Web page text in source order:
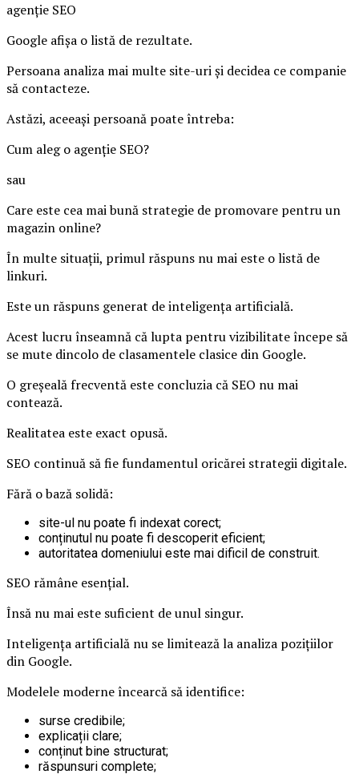
agenție SEO
Google afișa o listă de rezultate.
Persoana analiza mai multe site-uri și decidea ce companie
să contacteze.
Astăzi, aceeași persoană poate întreba:
Cum aleg o agenție SEO?
sau
Care este cea mai bună strategie de promovare pentru un
magazin online?
În multe situații, primul răspuns nu mai este o listă de
linkuri.
Este un răspuns generat de inteligența artificială.
Acest lucru înseamnă că lupta pentru vizibilitate începe să
se mute dincolo de clasamentele clasice din Google.
O greșeală frecventă este concluzia că SEO nu mai
contează.
Realitatea este exact opusă.
SEO continuă să fie fundamentul oricărei strategii digitale.
Fără o bază solidă:
site-ul nu poate fi indexat corect;
conținutul nu poate fi descoperit eficient;
autoritatea domeniului este mai dificil de construit.
SEO rămâne esențial.
Însă nu mai este suficient de unul singur.
Inteligența artificială nu se limitează la analiza pozițiilor
din Google.
Modelele moderne încearcă să identifice:
surse credibile;
explicații clare;
conținut bine structurat;
răspunsuri complete;